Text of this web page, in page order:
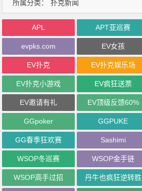
所属分类： 扑克新闻
APL APT亚巡赛
evpks.com EV女孩
EV扑克 EV扑克娱乐场
EV扑克小游戏 EV疯狂送票
EV邀请有礼 EV顶级反馈60%
GGpoker GGPUKE
GG春季狂欢赛 Sashimi
WSOP冬巡赛 WSOP金手链
WSOP高手过招 丹牛也疯狂逆转胜